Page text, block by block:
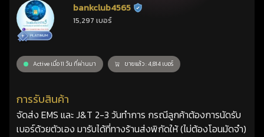
bankclub4565 ร้านยืนยันแล้ว
15,297 เบอร์
Active เมื่อ 11 วัน ที่ผ่านมา ขายแล้ว : 4,814 เบอร์
การรับสินค้า
จัดส่ง EMS และ J&T 2-3 วันทำการ กรณีลูกค้าต้องการนัดรับ
เบอร์ด้วยตัวเอง มารับได้ที่ทางร้านส่งพิกัดให้ (ไม่ต้องโอนมัดจำ)